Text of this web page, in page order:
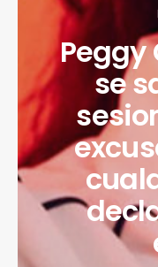
Peggy
se